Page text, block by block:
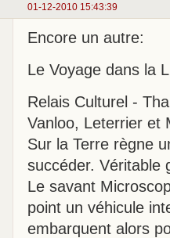
01-12-2010 15:43:39
Encore un autre:
Le Voyage dans la
Relais Culturel -
Vanloo, Leterrier et
Sur la Terre règne
succéder. Véritable
Le savant
point un véhicule
embarquent alors